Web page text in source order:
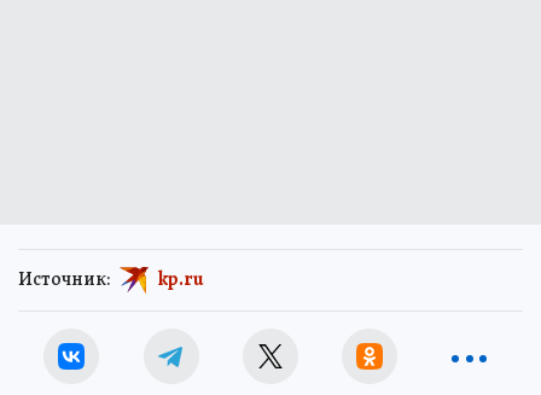
Источник: kp.ru